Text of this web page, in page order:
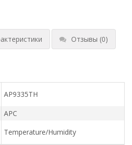
Отзывы (0)
AP9335TH
APC
Temperature/Humidity